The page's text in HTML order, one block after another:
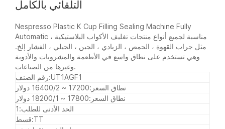
التلقائي بالكامل
Nespresso Plastic K Cup Filling Sealing Machine Fully
Automatic مناسبة لجميع أنواع منتجات تغليف الأكواب البلاستيكية ،
مثل جراب القهوة ، الحمص ، الزبادي ، الجبن ، الجيلي ، الفشار إلخ.
وهي تستخدم على نطاق واسع في الأطعمة والمشروبات والأدوية
وغيرها من الصناعات.
رقم الصنف:UT1AGF1
نطاق السعر:17200 ~ 16400/2 دولار
نطاق السعر:17800 ~ 18200/1 دولار
الحد الأدنى للطلب:1
قسط:TT